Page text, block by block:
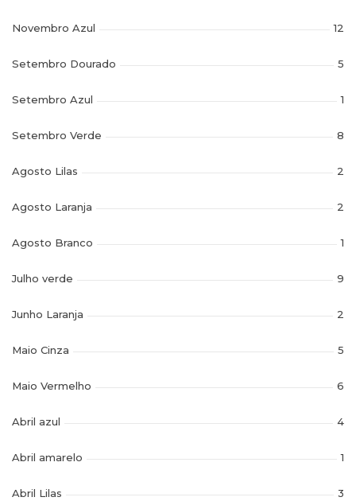
Novembro Azul 12
Setembro Dourado 5
Setembro Azul 1
Setembro Verde 8
Agosto Lilas 2
Agosto Laranja 2
Agosto Branco 1
Julho verde 9
Junho Laranja 2
Maio Cinza 5
Maio Vermelho 6
Abril azul 4
Abril amarelo 1
Abril Lilas 3